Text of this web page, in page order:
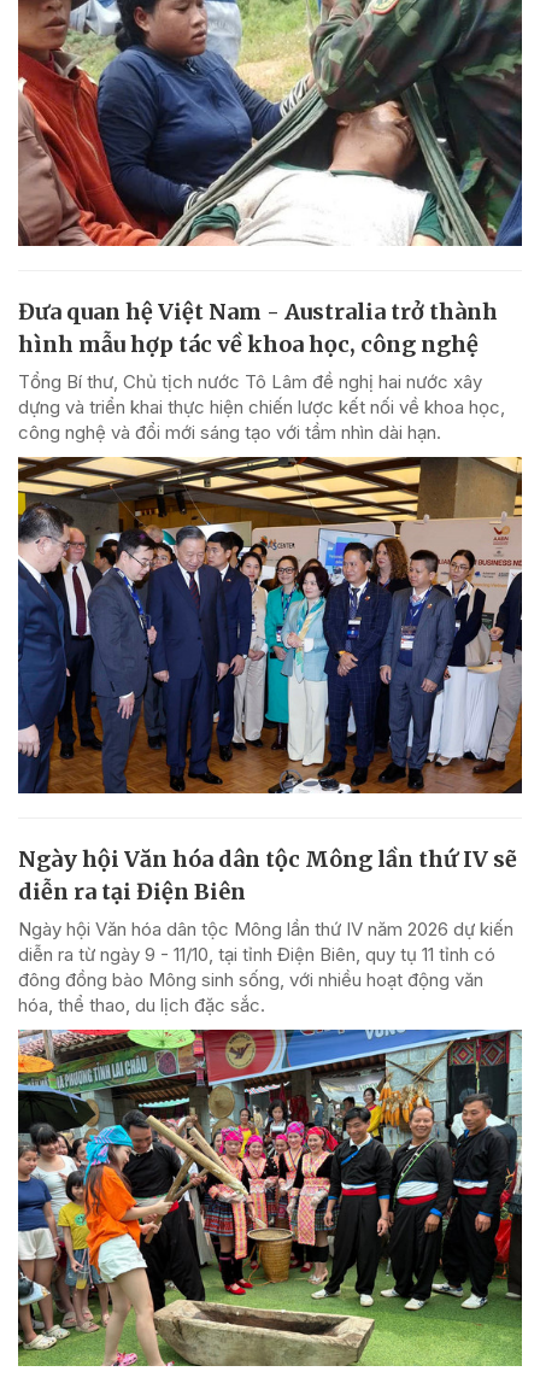
Đưa quan hệ Việt Nam - Australia trở thành
hình mẫu hợp tác về khoa học, công nghệ
Tổng Bí thư, Chủ tịch nước Tô Lâm đề nghị hai nước xây
dựng và triển khai thực hiện chiến lược kết nối về khoa học,
công nghệ và đổi mới sáng tạo với tầm nhìn dài hạn.
Ngày hội Văn hóa dân tộc Mông lần thứ IV sẽ
diễn ra tại Điện Biên
Ngày hội Văn hóa dân tộc Mông lần thứ IV năm 2026 dự kiến
diễn ra từ ngày 9 - 11/10, tại tỉnh Điện Biên, quy tụ 11 tỉnh có
đông đồng bào Mông sinh sống, với nhiều hoạt động văn
hóa, thể thao, du lịch đặc sắc.